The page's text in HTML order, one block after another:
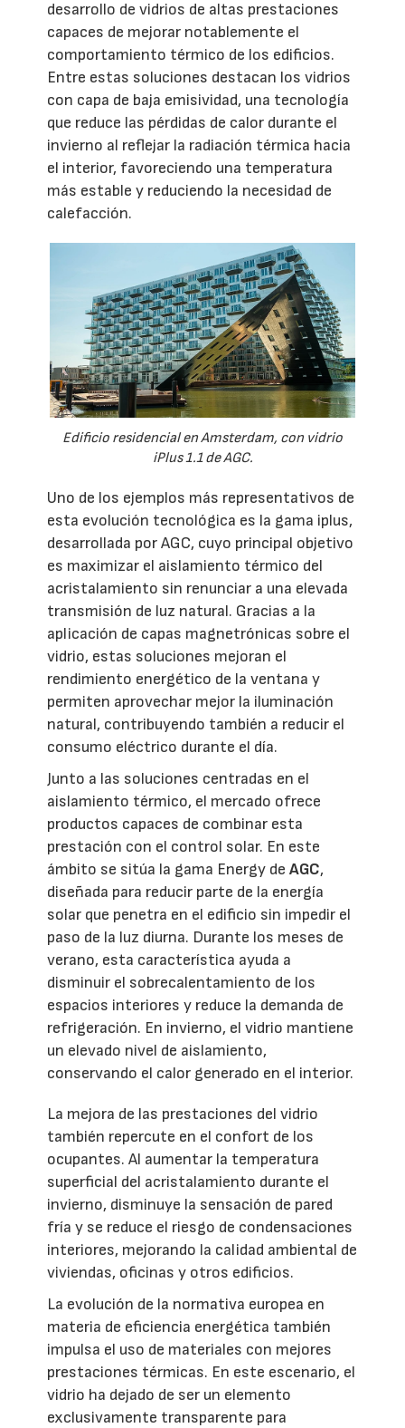
desarrollo de vidrios de altas prestaciones
capaces de mejorar notablemente el
comportamiento térmico de los edificios.
Entre estas soluciones destacan los vidrios
con capa de baja emisividad, una tecnología
que reduce las pérdidas de calor durante el
invierno al reflejar la radiación térmica hacia
el interior, favoreciendo una temperatura
más estable y reduciendo la necesidad de
calefacción.
Edificio residencial en Amsterdam, con vidrio
iPlus 1.1 de AGC.
Uno de los ejemplos más representativos de
esta evolución tecnológica es la gama iplus,
desarrollada por AGC, cuyo principal objetivo
es maximizar el aislamiento térmico del
acristalamiento sin renunciar a una elevada
transmisión de luz natural. Gracias a la
aplicación de capas magnetrónicas sobre el
vidrio, estas soluciones mejoran el
rendimiento energético de la ventana y
permiten aprovechar mejor la iluminación
natural, contribuyendo también a reducir el
consumo eléctrico durante el día.
Junto a las soluciones centradas en el
aislamiento térmico, el mercado ofrece
productos capaces de combinar esta
prestación con el control solar. En este
ámbito se sitúa la gama Energy de AGC,
diseñada para reducir parte de la energía
solar que penetra en el edificio sin impedir el
paso de la luz diurna. Durante los meses de
verano, esta característica ayuda a
disminuir el sobrecalentamiento de los
espacios interiores y reduce la demanda de
refrigeración. En invierno, el vidrio mantiene
un elevado nivel de aislamiento,
conservando el calor generado en el interior.
La mejora de las prestaciones del vidrio
también repercute en el confort de los
ocupantes. Al aumentar la temperatura
superficial del acristalamiento durante el
invierno, disminuye la sensación de pared
fría y se reduce el riesgo de condensaciones
interiores, mejorando la calidad ambiental de
viviendas, oficinas y otros edificios.
La evolución de la normativa europea en
materia de eficiencia energética también
impulsa el uso de materiales con mejores
prestaciones térmicas. En este escenario, el
vidrio ha dejado de ser un elemento
exclusivamente transparente para